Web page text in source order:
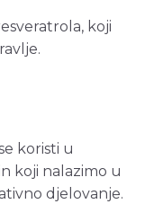
koji
koristi u
koji nalazimo u
djelovanje.